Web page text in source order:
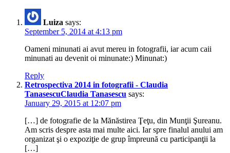
Luiza says:
September 5, 2014 at 4:13 pm
Oameni minunati ai avut mereu in fotografii, iar acum caii
minunati au devenit oi minunate:) Minunat:)
Reply
Retrospectiva 2014 in fotografii - Claudia
TanasescuClaudia Tanasescu says:
January 29, 2015 at 12:07 pm
[…] de fotografie de la Mănăstirea Ţeţu, din Munţii Şureanu.
Am scris despre asta mai multe aici. Iar spre finalul anului am
organizat şi o expoziţie de grup împreună cu participanţii la
[…]